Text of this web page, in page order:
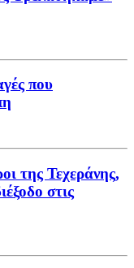
που
της Τεχεράνης,
στις